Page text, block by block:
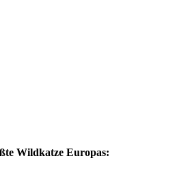
Wildkatze Europas: